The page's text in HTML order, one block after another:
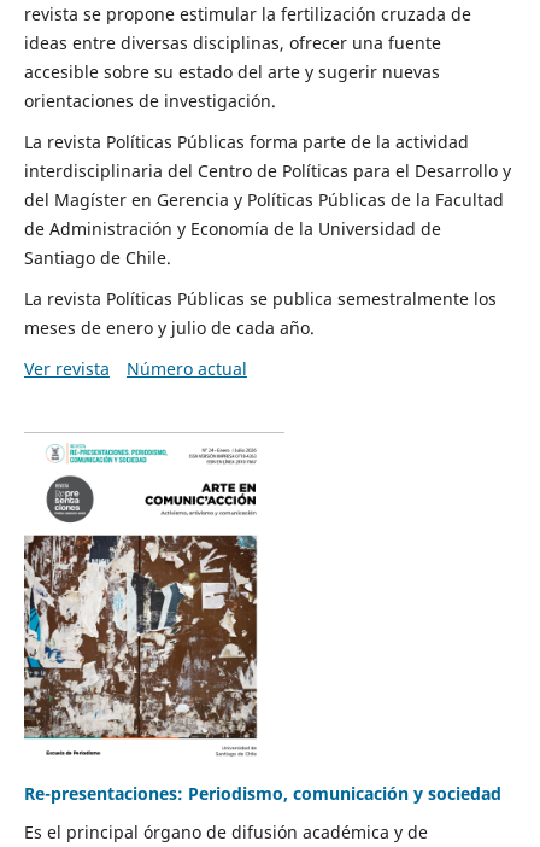
revista se propone estimular la fertilización cruzada de
ideas entre diversas disciplinas, ofrecer una fuente
accesible sobre su estado del arte y sugerir nuevas
orientaciones de investigación.
La revista Políticas Públicas forma parte de la actividad
interdisciplinaria del Centro de Políticas para el Desarrollo y
del Magíster en Gerencia y Políticas Públicas de la Facultad
de Administración y Economía de la Universidad de
Santiago de Chile.
La revista Políticas Públicas se publica semestralmente los
meses de enero y julio de cada año.
Ver revista
Número actual
Re-presentaciones: Periodismo, comunicación y sociedad
Es el principal órgano de difusión académica y de